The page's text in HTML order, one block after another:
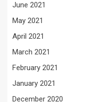
June 2021
May 2021
April 2021
March 2021
February 2021
January 2021
December 2020